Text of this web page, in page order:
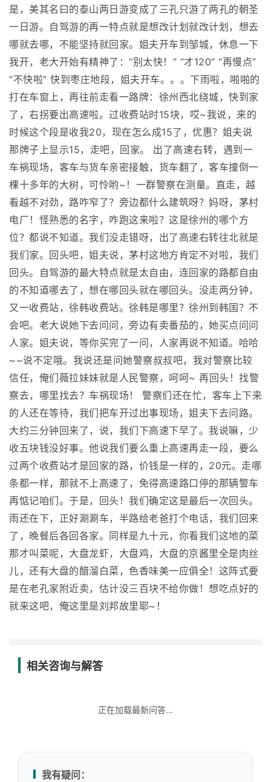
是，美其名曰的泰山两日游变成了三孔只游了两孔的朝圣
一日游。自驾游的再一特点就是想改计划就改计划，想去
哪就去哪，不能坚持就回家。姐夫开车到邹城，休息一下
我开，老大开始有精神了：“别太快！” “才120” “再慢点”
“不快啦” 快到枣庄地段，姐夫开车。。。下雨啦，啪啪的
打在车窗上，再往前走看一路牌：徐州西北绕城，快到家
了，右拐要出高速啦。过收费站时15块，哎~我说，来的
时候这个段是收我20，现在怎么成15了，优惠？姐夫说
那牌子上显示15，走吧，回家。 出了高速右转，遇到一
车祸现场，客车与货车亲密接触，货车翻了，客车撞倒一
棵十多年的大树，可怜哟~！一群警察在测量。直走，越
看越不对劲，路咋窄了？旁边都什么建筑呀？妈呀，茅村
电厂！怪熟悉的名字，咋跑这来啦？这是徐州的哪个方
位？都说不知道。我们没走错呀，出了高速右转往北就是
我们家。回头吧，姐夫说，茅村这地方肯定不对啦，我们
回头。自驾游的最大特点就是太自由，连回家的路都自由
的不知道哪去了，想在哪回头就在哪回头。没走两分钟，
又一收费站，徐韩收费站。徐韩是哪里？徐州到韩国？不
会吧。老大说她下去问问，旁边有卖番茄的，她买点问问
人家。姐夫说，等你买完了一问，人家再说不知道。哈哈
~~说不定哦。我说还是问她警察叔叔吧，我对警察比较
信任，俺们薇拉妹妹就是人民警察，呵呵~ 再回头！找警
察去，哪里找去？车祸现场！ 警察们还在忙，客车上下来
的人还在等待，我们把车开过出事现场，姐夫下去问路。
大约三分钟回来了，说，我们下高速下早了。我说嘛，少
收五块钱没好事。他说我们要么重上高速再走一段，要么
过两个收费站才是回家的路，价钱是一样的，20元。走哪
条都一样，那就不上高速了，免得高速路口停的那辆警车
再惦记咱们。于是，回头！我们确定这是最后一次回头。
雨还在下，正好涮涮车，半路给老爸打个电话，我们回来
了，晚餐后各回各家。同样是九十元，你看我们这地的菜
那才叫菜呢，大盘龙虾，大盘鸡，大盘的京酱里全是肉丝
儿，还有大盘的醋溜白菜，色香味美一应俱全！这阵式要
是在老孔家附近卖，估计没三百块不给你做！想吃点好的
就来这吧，俺这里是刘邦故里耶~！
相关咨询与解答
正在加载最新问答...
我有疑问：